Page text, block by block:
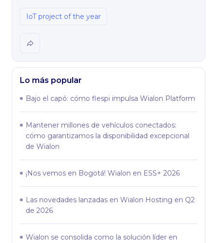
Lo más popular
Bajo el capó: сómo flespi impulsa Wialon Platform
Mantener millones de vehículos conectados:
cómo garantizamos la disponibilidad excepcional
de Wialon
¡Nos vemos en Bogotá! Wialon en ESS+ 2026
Las novedades lanzadas en Wialon Hosting en Q2
de 2026
Wialon se consolida como la solución líder en
IoT project of the year